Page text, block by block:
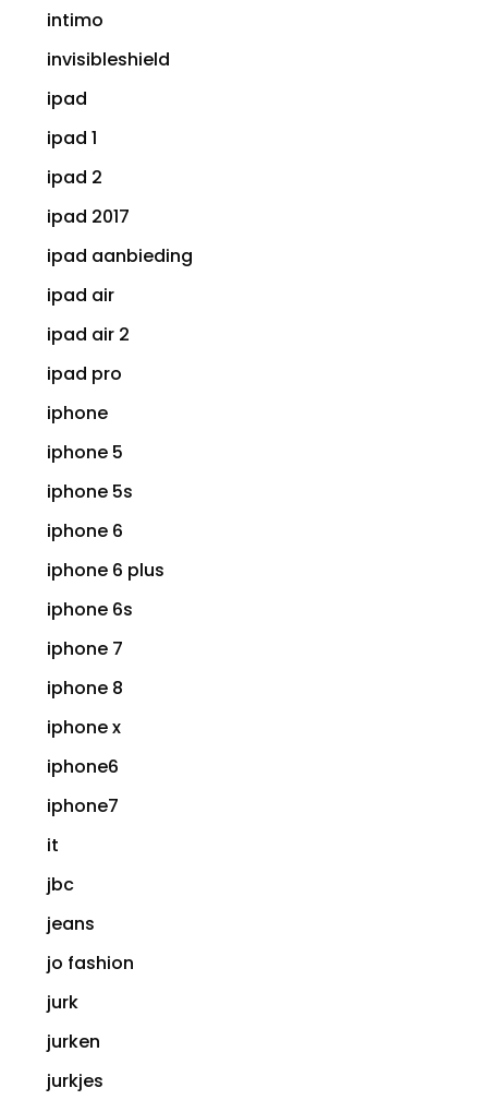
intimo
invisibleshield
ipad
ipad 1
ipad 2
ipad 2017
ipad aanbieding
ipad air
ipad air 2
ipad pro
iphone
iphone 5
iphone 5s
iphone 6
iphone 6 plus
iphone 6s
iphone 7
iphone 8
iphone x
iphone6
iphone7
it
jbc
jeans
jo fashion
jurk
jurken
jurkjes